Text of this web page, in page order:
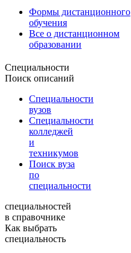
Формы дистанционного
обучения
Все о дистанционном
образовании
Специальности
Поиск описаний
Специальности
вузов
Специальности
колледжей
и
техникумов
Поиск вуза
по
специальности
специальностей
в справочнике
Как выбрать
специальность